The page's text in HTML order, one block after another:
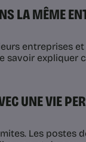
LA MÊME
entreprises
savoir expliquer
UNE VIE
Les postes